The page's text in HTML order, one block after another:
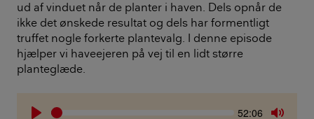
ud af vinduet når de planter i haven. Dels opnår de
ikke det ønskede resultat og dels har formentligt
truffet nogle forkerte plantevalg. I denne episode
hjælper vi haveejeren på vej til en lidt større
planteglæde.
Current
52:06